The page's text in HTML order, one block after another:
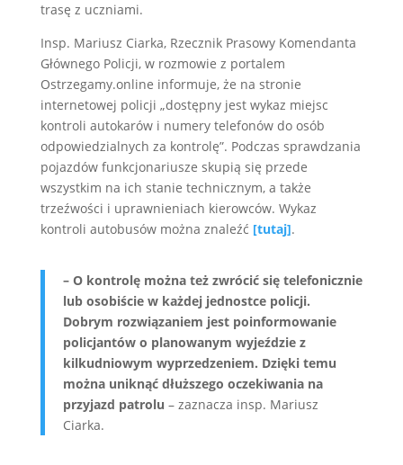
trasę z uczniami.
Insp. Mariusz Ciarka, Rzecznik Prasowy Komendanta
Głównego Policji, w rozmowie z portalem
Ostrzegamy.online informuje, że na stronie
internetowej policji „dostępny jest wykaz miejsc
kontroli autokarów i numery telefonów do osób
odpowiedzialnych za kontrolę”. Podczas sprawdzania
pojazdów funkcjonariusze skupią się przede
wszystkim na ich stanie technicznym, a także
trzeźwości i uprawnieniach kierowców. Wykaz
kontroli autobusów można znaleźć [tutaj].
– O kontrolę można też zwrócić się telefonicznie
lub osobiście w każdej jednostce policji.
Dobrym rozwiązaniem jest poinformowanie
policjantów o planowanym wyjeździe z
kilkudniowym wyprzedzeniem. Dzięki temu
można uniknąć dłuższego oczekiwania na
przyjazd patrolu – zaznacza insp. Mariusz
Ciarka.